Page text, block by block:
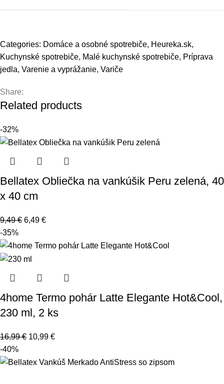
Categories: Domáce a osobné spotrebiče, Heureka.sk,
Kuchynské spotrebiče, Malé kuchynské spotrebiče, Príprava
jedla, Varenie a vyprážanie, Variče
Share:
Related products
-32%
Bellatex Obliečka na vankúšik Peru zelená, 40
x 40 cm
9,49€ 6,49 €
-35%
4home Termo pohár Latte Elegante Hot&Cool,
230 ml, 2 ks
16,99€ 10,99 €
-40%